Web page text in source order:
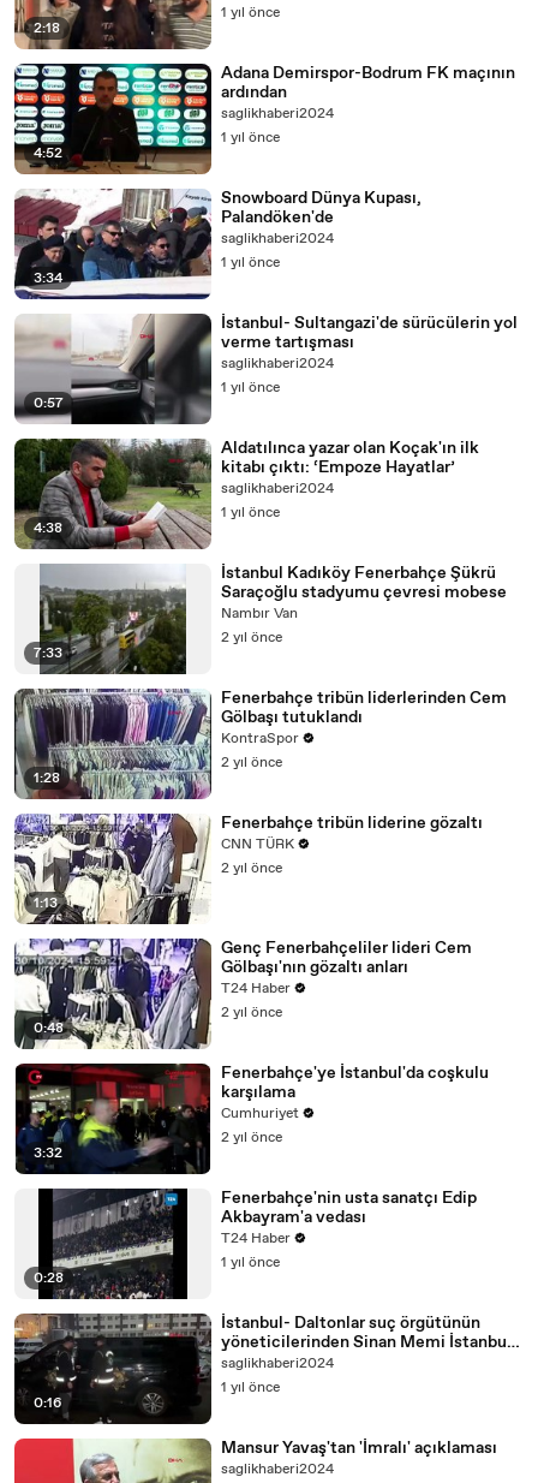
2:18
1 yıl önce
4:52
Adana Demirspor-Bodrum FK maçının
ardından
saglikhaberi2024
1 yıl önce
3:34
Snowboard Dünya Kupası,
Palandöken'de
saglikhaberi2024
1 yıl önce
0:57
İstanbul- Sultangazi'de sürücülerin yol
verme tartışması
saglikhaberi2024
1 yıl önce
4:38
Aldatılınca yazar olan Koçak'ın ilk
kitabı çıktı: ‘Empoze Hayatlar’
saglikhaberi2024
1 yıl önce
7:33
İstanbul Kadıköy Fenerbahçe Şükrü
Saraçoğlu stadyumu çevresi mobese
Nambır Van
2 yıl önce
1:28
Fenerbahçe tribün liderlerinden Cem
Gölbaşı tutuklandı
KontraSpor
2 yıl önce
1:13
Fenerbahçe tribün liderine gözaltı
CNN TÜRK
2 yıl önce
0:48
Genç Fenerbahçeliler lideri Cem
Gölbaşı'nın gözaltı anları
T24 Haber
2 yıl önce
3:32
Fenerbahçe'ye İstanbul'da coşkulu
karşılama
Cumhuriyet
2 yıl önce
0:28
Fenerbahçe'nin usta sanatçı Edip
Akbayram'a vedası
T24 Haber
1 yıl önce
0:16
İstanbul- Daltonlar suç örgütünün
yöneticilerinden Sinan Memi İstanbul'a
getirildi
saglikhaberi2024
1 yıl önce
Mansur Yavaş'tan 'İmralı' açıklaması
saglikhaberi2024